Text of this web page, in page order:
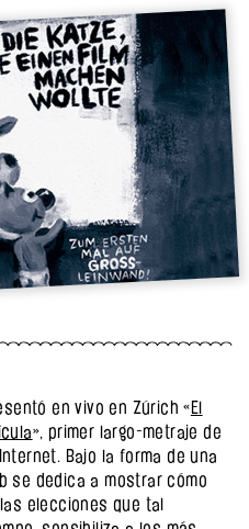
en vivo en Zúrich «El
», primer largo-metraje de
Bajo la forma de una
se dedica a mostrar cómo
elecciones que tal